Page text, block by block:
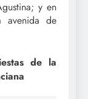
y en
avenida de
de la